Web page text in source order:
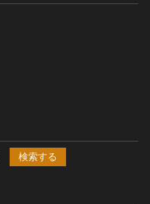
検索する